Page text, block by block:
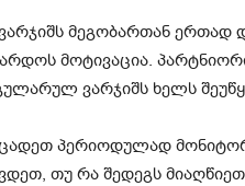
მეგობართან ერთად
მოტივაცია.
ვარჯიშს ხელს
პერიოდულად
თუ რა შედეგს